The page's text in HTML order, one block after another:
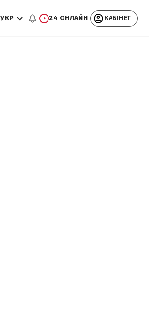
УКР 24 ОНЛАЙН КАБІНЕТ